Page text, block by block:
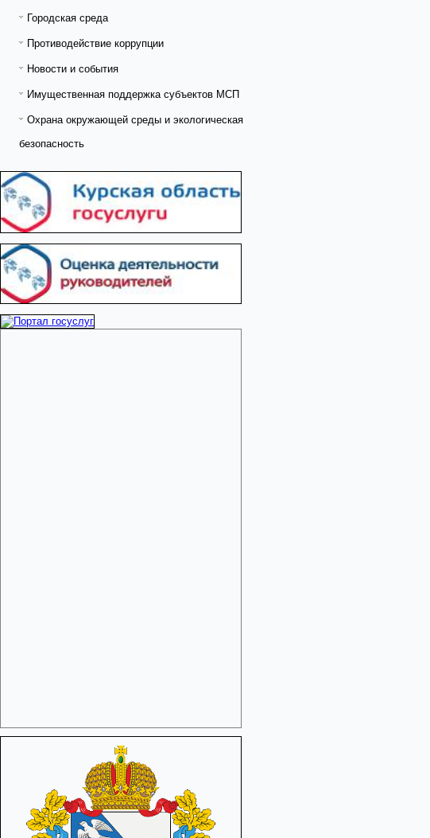
Городская среда
Противодействие коррупции
Новости и события
Имущественная поддержка субъектов МСП
Охрана окружающей среды и экологическая
безопасность